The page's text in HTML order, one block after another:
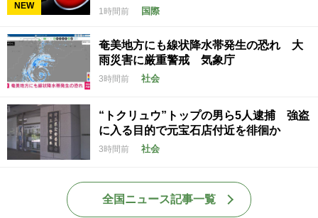
NEW
1時間前 国際
奄美地方にも線状降水帯発生の恐れ 大
雨災害に厳重警戒 気象庁
3時間前 社会
“トクリュウ”トップの男ら5人逮捕 強盗
に入る目的で元宝石店付近を徘徊か
3時間前 社会
全国ニュース記事一覧